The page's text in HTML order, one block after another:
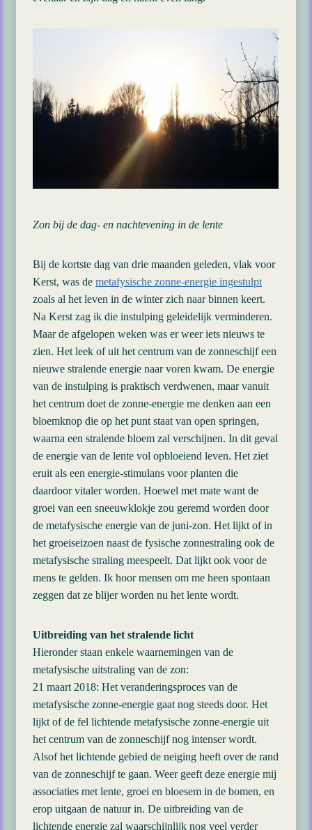
Zon bij de dag- en nachtevening in de lente
Bij de kortste dag van drie maanden geleden, vlak voor
Kerst, was de metafysische zonne-energie ingestulpt
zoals al het leven in de winter zich naar binnen keert.
Na Kerst zag ik die instulping geleidelijk verminderen.
Maar de afgelopen weken was er weer iets nieuws te
zien. Het leek of uit het centrum van de zonneschijf een
nieuwe stralende energie naar voren kwam. De energie
van de instulping is praktisch verdwenen, maar vanuit
het centrum doet de zonne-energie me denken aan een
bloemknop die op het punt staat van open springen,
waarna een stralende bloem zal verschijnen. In dit geval
de energie van de lente vol opbloeiend leven. Het ziet
eruit als een energie-stimulans voor planten die
daardoor vitaler worden. Hoewel met mate want de
groei van een sneeuwklokje zou geremd worden door
de metafysische energie van de juni-zon. Het lijkt of in
het groeiseizoen naast de fysische zonnestraling ook de
metafysische straling meespeelt. Dat lijkt ook voor de
mens te gelden. Ik hoor mensen om me heen spontaan
zeggen dat ze blijer worden nu het lente wordt.
Uitbreiding van het stralende licht
Hieronder staan enkele waarnemingen van de
metafysische uitstraling van de zon:
21 maart 2018: Het veranderingsproces van de
metafysische zonne-energie gaat nog steeds door. Het
lijkt of de fel lichtende metafysische zonne-energie uit
het centrum van de zonneschijf nog intenser wordt.
Alsof het lichtende gebied de neiging heeft over de rand
van de zonneschijf te gaan. Weer geeft deze energie mij
associaties met lente, groei en bloesem in de bomen, en
erop uitgaan de natuur in. De uitbreiding van de
lichtende energie zal waarschijnlijk nog veel verder